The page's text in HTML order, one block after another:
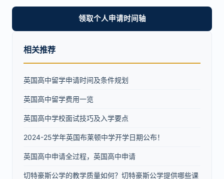
领取个人申请时间轴
相关推荐
英国高中留学申请时间及条件规划
英国高中留学费用一览
英国高中学校面试技巧及入学要点
2024-25学年英国布莱顿中学开学日期公布！
英国高中申请全过程，英国高中申请
切特豪斯公学的教学质量如何？切特豪斯公学提供哪些课